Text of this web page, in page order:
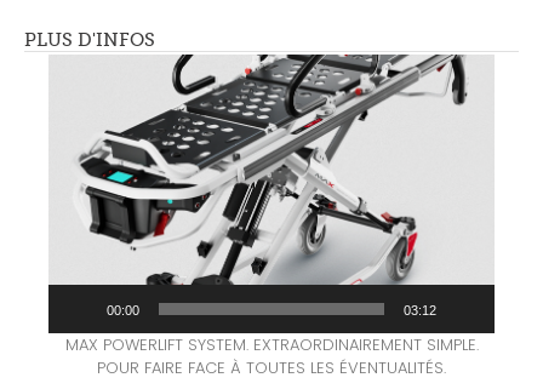
PLUS D'INFOS
Lecteur
vidéo
00:00 03:12
MAX POWERLIFT SYSTEM. EXTRAORDINAIREMENT SIMPLE.
POUR FAIRE FACE À TOUTES LES ÉVENTUALITÉS.